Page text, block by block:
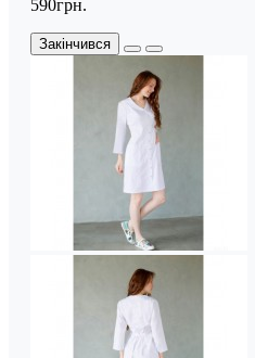
590грн.
Закінчився